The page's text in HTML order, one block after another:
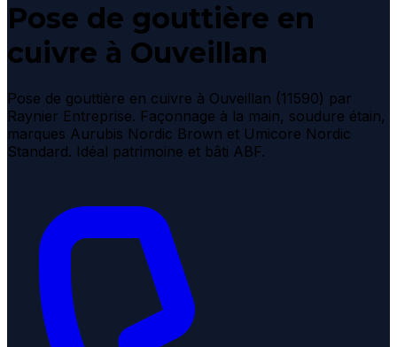
Pose de gouttière en
cuivre à Ouveillan
Pose de gouttière en cuivre à Ouveillan (11590) par
Raynier Entreprise. Façonnage à la main, soudure étain,
marques Aurubis Nordic Brown et Umicore Nordic
Standard. Idéal patrimoine et bâti ABF.